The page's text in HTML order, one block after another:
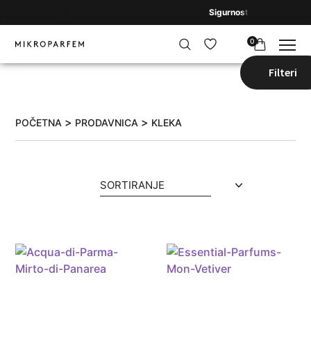
Sigurnost i reputacija na
0
POČETNA > PRODAVNICA > KLEKA
SORTIRANJE
Filteri